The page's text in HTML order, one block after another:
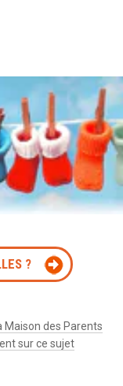
?
Maison des Parents
sur ce sujet